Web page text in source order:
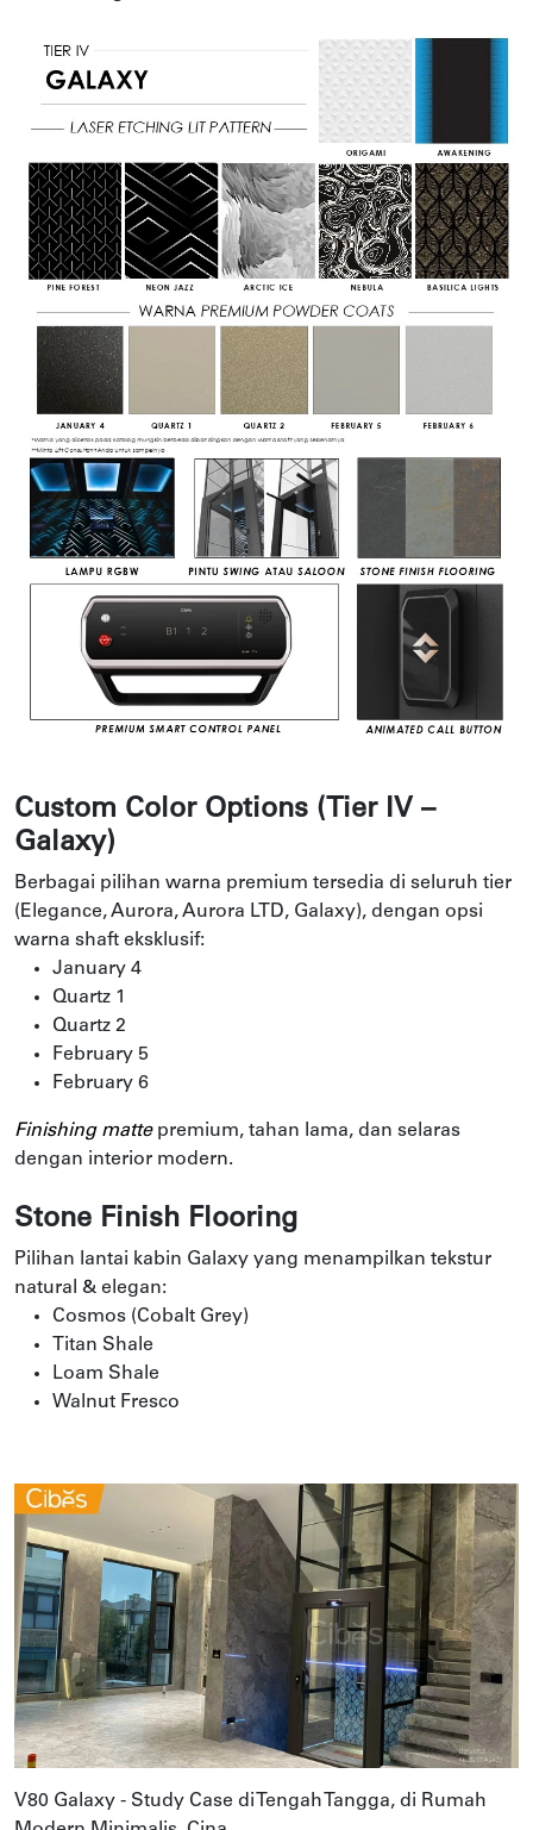
Custom Color Options (Tier IV –
Galaxy)
Berbagai pilihan warna premium tersedia di seluruh tier
(Elegance, Aurora, Aurora LTD, Galaxy), dengan opsi
warna shaft eksklusif:
January 4
Quartz 1
Quartz 2
February 5
February 6
Finishing mattepremium, tahan lama, dan selaras
dengan interior modern.
Stone Finish Flooring
Pilihan lantai kabin Galaxy yang menampilkan tekstur
natural & elegan:
Cosmos (Cobalt Grey)
Titan Shale
Loam Shale
Walnut Fresco
V80 Galaxy - Study Case di Tengah Tangga, di Rumah